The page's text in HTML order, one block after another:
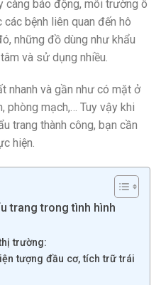
càng báo động, môi trường ô
bệnh liên quan đến hô
những đồ dùng như khẩu
và sử dụng nhiều.
nhanh và gần như có mặt ở
phòng mạch,… Tuy vậy khi
trang thành công, bạn cần
hiện.
trang trong tình hình
trường:
tượng đầu cơ, tích trữ trái